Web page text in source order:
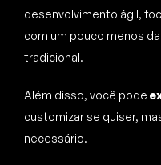
desenvolvimento ágil,
com um pouco menos
tradicional.
Além disso, você pode
customizar se quiser,
necessário.